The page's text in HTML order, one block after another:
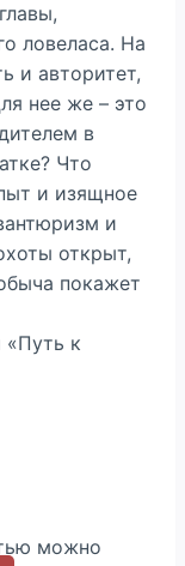
ловеласа. На
и авторитет,
нее же – это
в
Что
и изящное
и
открыт,
покажет
к
можно